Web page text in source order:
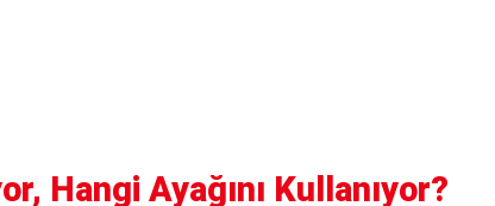
Hangi Ayağını Kullanıyor?